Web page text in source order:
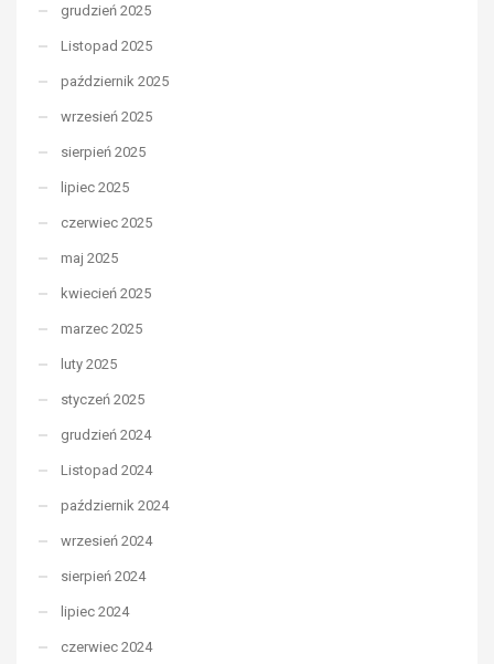
grudzień 2025
Listopad 2025
październik 2025
wrzesień 2025
sierpień 2025
lipiec 2025
czerwiec 2025
maj 2025
kwiecień 2025
marzec 2025
luty 2025
styczeń 2025
grudzień 2024
Listopad 2024
październik 2024
wrzesień 2024
sierpień 2024
lipiec 2024
czerwiec 2024